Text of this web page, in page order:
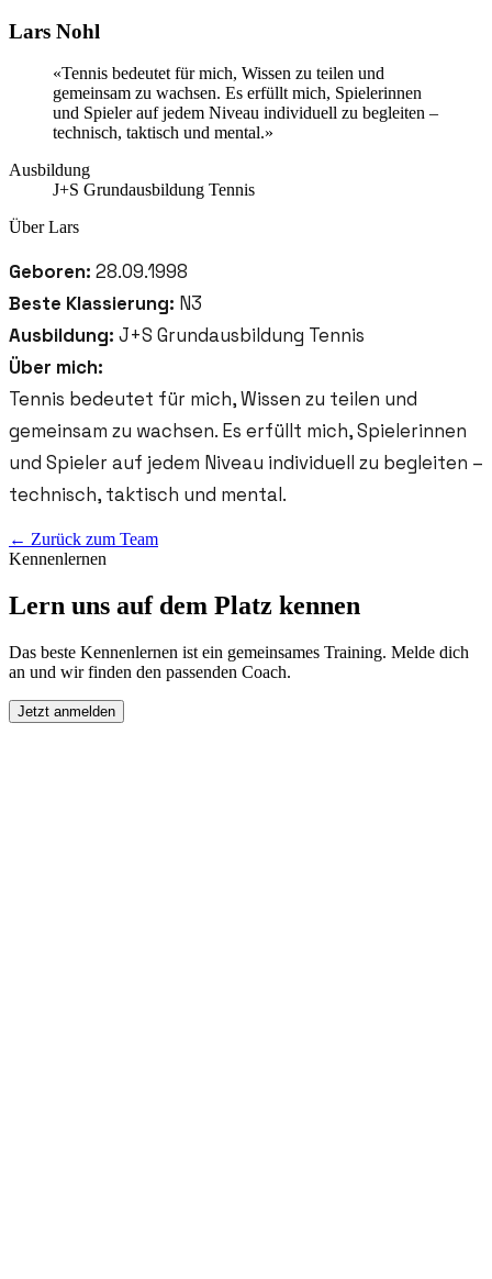
Lars Nohl
«Tennis bedeutet für mich, Wissen zu teilen und
gemeinsam zu wachsen. Es erfüllt mich, Spielerinnen
und Spieler auf jedem Niveau individuell zu begleiten –
technisch, taktisch und mental.»
Ausbildung
J+S Grundausbildung Tennis
ÜberLars
Geboren: 28.09.1998
Beste Klassierung: N3
Ausbildung: J+S Grundausbildung Tennis
Über mich:
Tennis bedeutet für mich, Wissen zu teilen und
gemeinsam zu wachsen. Es erfüllt mich, Spielerinnen
und Spieler auf jedem Niveau individuell zu begleiten –
technisch, taktisch und mental.
← Zurück zum Team
Kennenlernen
Lern uns auf dem Platz kennen
Das beste Kennenlernen ist ein gemeinsames Training. Melde dich
an und wir finden den passenden Coach.
Jetzt anmelden